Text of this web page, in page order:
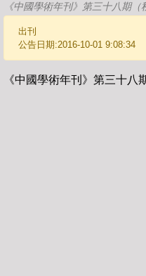
《中國學術年刊》第三十八期
出刊
公告日期:2016-10-01 9:08:34
《中國學術年刊》第三十八